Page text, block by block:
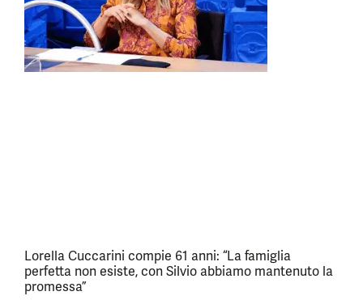
Lorella Cuccarini compie 61 anni: “La famiglia
perfetta non esiste, con Silvio abbiamo mantenuto la
promessa”